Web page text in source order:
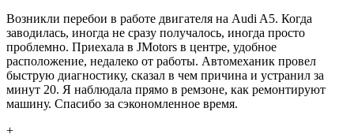
Возникли перебои в работе двигателя на Audi A5. Когда
заводилась, иногда не сразу получалось, иногда просто
проблемно. Приехала в JMotors в центре, удобное
расположение, недалеко от работы. Автомеханик провел
быструю диагностику, сказал в чем причина и устранил за
минут 20. Я наблюдала прямо в ремзоне, как ремонтируют
машину. Спасибо за сэкономленное время.
+